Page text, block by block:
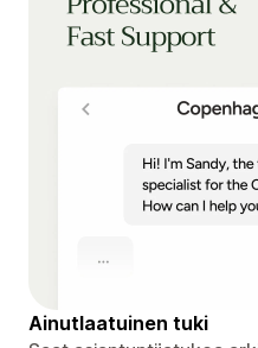
Ainutlaatuinen tuki